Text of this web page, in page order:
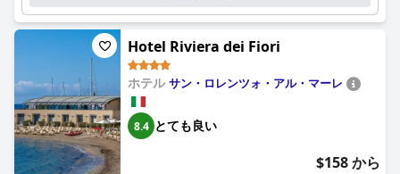
スパの設備が充実しているプールエリアは、その広さと清潔さが
評価されていますが、屋内プールは改修されると良いという意見
もあります。プライベートビーチは、清潔さと整理された設備が
際立っており、無料のサンラウンジャーとパラソルが非常に楽し
いビーチ体験に貢献しています。
ホテルのベッドは一般的にその快適さで賞賛されていますが、一
部の宿泊客は、ベッドのサイズが予想よりも小さく、マットレス
の硬さが異なると述べています。
ホテル・カナーリの客室は、その清潔さと快適さで肯定的なフィ
ードバックを受けています。ホテルの新しい、手入れの行き届い
た建物には、スタイリッシュでモダンな内装の広々とした客室が
含まれています。多くの客室には、絵のように美しい景色を望む
バルコニーがあり、居心地の良い雰囲気を加えています。高い水
準の清潔さが一貫して指摘されており、客室は毎日清掃され、快
適な滞在に貢献しています。防音性の改善や老朽化した家具の更
新が必要であると述べる宿泊客もいますが、全体的な客室体験は
好ましいままです。
Hotel Riviera dei Fiori
ホテルサン・ロレンツォ・アル・マーレ
8.4 とても良い
$158 から